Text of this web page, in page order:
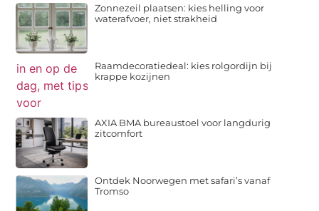
Zonnezeil plaatsen: kies helling voor
waterafvoer, niet strakheid
Raamdecoratiedeal: kies rolgordijn bij
krappe kozijnen
AXIA BMA bureaustoel voor langdurig
zitcomfort
Ontdek Noorwegen met safari’s vanaf
Tromso